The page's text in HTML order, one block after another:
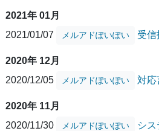
2021年 01月
2021/01/07
メルアドぽいぽい 受信
2020年 12月
2020/12/05
メルアドぽいぽい 対応
2020年 11月
2020/11/30
メルアドぽいぽい
シ